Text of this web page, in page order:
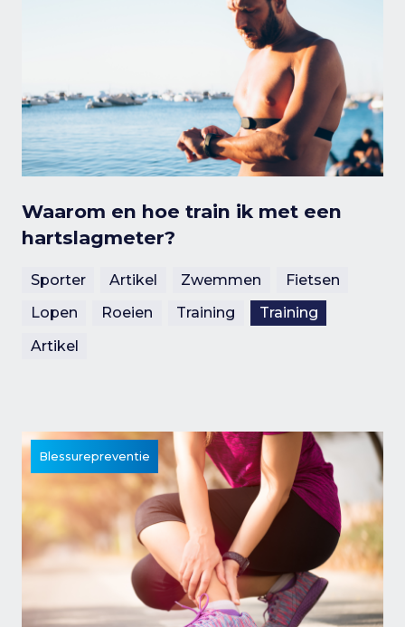
Waarom en hoe train ik met een
hartslagmeter?
Sporter Artikel Zwemmen
Fietsen
Lopen
Roeien Training
Training
Artikel
Blessurepreventie